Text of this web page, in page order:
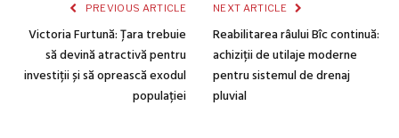
PREVIOUS ARTICLE
Victoria Furtună: Țara trebuie
să devină atractivă pentru
investiții și să oprească exodul
populației
NEXT ARTICLE
Reabilitarea râului Bîc continuă:
achiziții de utilaje moderne
pentru sistemul de drenaj
pluvial